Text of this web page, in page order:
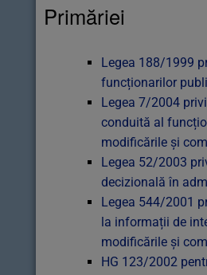
Primăriei
Legea 188/1999
funcționarilor
Legea 7/2004
conduită al
modificările și
Legea 52/2003
decizională în
Legea 544/2001
la informații de
modificările și
HG 123/2002